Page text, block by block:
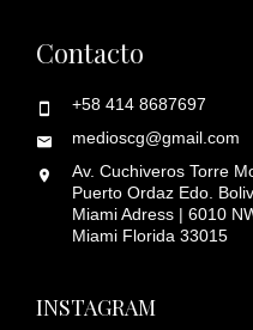
Contacto
+58 414 8687697
medioscg@gmail.com
Av. Cuchiveros Torre
Puerto Ordaz Edo.
Miami Adress | 6010
Miami Florida 33015
INSTAGRAM